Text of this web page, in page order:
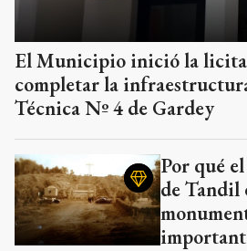
El Municipio inició la
completar la
Técnica Nº 4 de Gardey
Por qué
de Tandil